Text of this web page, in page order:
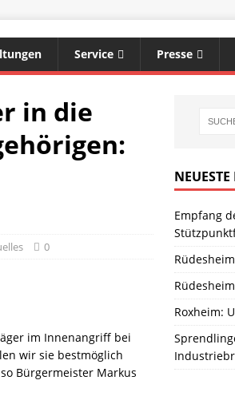
Service Presse
in die
0
für
wurde am
einer Notfalltüröffnung
im
stand am
zwischen
war Anlass für
Hilfe bei
in
im Innenangriff bei
wir sie bestmöglich
Bürgermeister Markus
Empfang
Roxheim: